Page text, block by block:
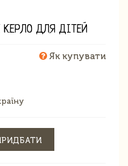
КЕРЛО ДЛЯ ДІТЕЙ
Як купувати